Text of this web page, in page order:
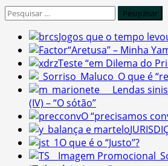
Pesquisar
Jogos que o tempo
“Aretusa” – Minha
Teste “em Dilema do
O que é
Lendas
(IV) – “O sótão”
O “precisamos
O que é o “Justo”?